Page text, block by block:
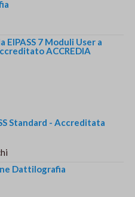
EIPASS 7 Moduli User a
ACCREDIA
Standard - Accreditata
Dattilografia